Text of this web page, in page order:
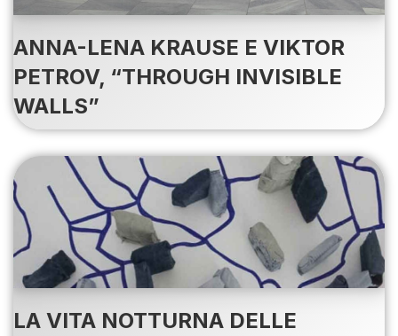
ANNA-LENA KRAUSE E VIKTOR
PETROV, “THROUGH INVISIBLE
WALLS”
LA VITA NOTTURNA DELLE